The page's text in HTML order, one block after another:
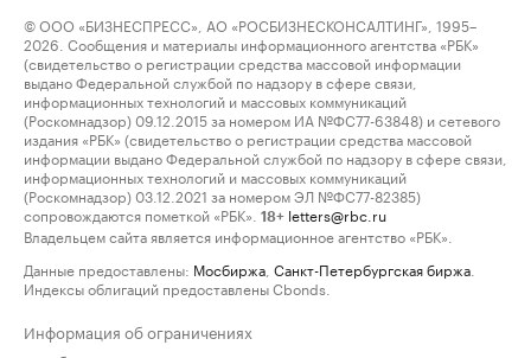
© ООО «БИЗНЕСПРЕСС», АО «РОСБИЗНЕСКОНСАЛТИНГ», 1995–
2026. Сообщения и материалы информационного агентства «РБК»
(свидетельство о регистрации средства массовой информации
выдано Федеральной службой по надзору в сфере связи,
информационных технологий и массовых коммуникаций
(Роскомнадзор) 09.12.2015 за номером ИА №ФС77-63848) и сетевого
издания «РБК» (свидетельство о регистрации средства массовой
информации выдано Федеральной службой по надзору в сфере связи,
информационных технологий и массовых коммуникаций
(Роскомнадзор) 03.12.2021 за номером ЭЛ №ФС77-82385)
сопровождаются пометкой «РБК».
18+ letters@rbc.ru
Владельцем сайта является информационное агентство «РБК».
Данные предоставлены: Мосбиржа Санкт-Петербургская биржа
Индексы облигаций предоставлены Cbonds.
Информация об ограничениях